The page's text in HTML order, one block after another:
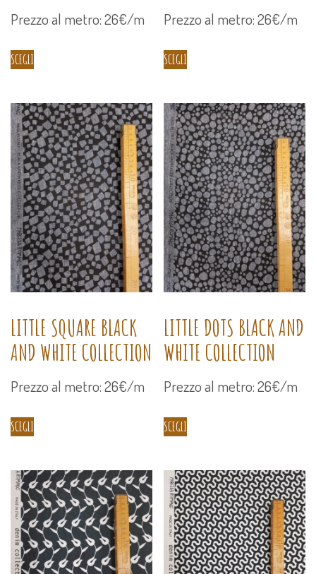
Prezzo al metro: 26€/m
SCEGLI
Prezzo al metro: 26€/m
SCEGLI
LITTLE SQUARE BLACK
AND WHITE COLLECTION
Prezzo al metro: 26€/m
SCEGLI
LITTLE DOTS BLACK AND
WHITE COLLECTION
Prezzo al metro: 26€/m
SCEGLI